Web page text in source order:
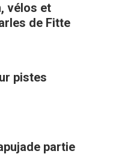
vélos et
de Fitte
pistes
partie